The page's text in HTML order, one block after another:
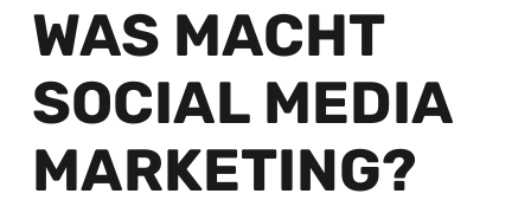
WAS MACHT
SOCIAL MEDIA
MARKETING?